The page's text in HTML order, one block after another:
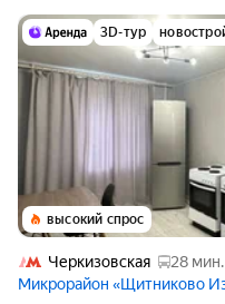
3D-тур
высокий спрос
Черкизовская
28 мин.
Микрорайон «Щитниково